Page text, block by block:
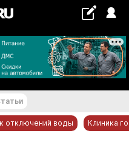
°С
отключений воды Клиника